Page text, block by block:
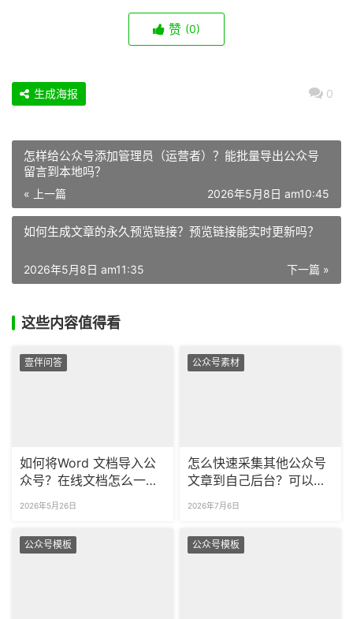
赞 (0)
0
生成海报
怎样给公众号添加管理员（运营者）？能批量导出公众号
留言到本地吗？
« 上一篇 2026年5月8日 am10:45
如何生成文章的永久预览链接？预览链接能实时更新吗？
下一篇 »
2026年5月8日 am11:35
这些内容值得看
壹伴问答
如何将Word 文档导入公
众号？在线文档怎么一键
2026年5月26日
公众号素材
怎么快速采集其他公众号
文章到自己后台？可以一
2026年7月6日
公众号模板 公众号模板